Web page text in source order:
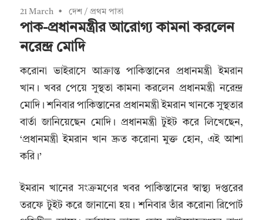
21 March দেশ / প্রথম পাতা
পাক-প্রধানমন্ত্রীর আরোগ্য কামনা করলেন
নরেন্দ্র মোদি
করোনা ভাইরাসে আক্রান্ত পাকিস্তানের প্রধানমন্ত্রী ইমরান
খান। খবর পেয়ে সুস্থতা কামনা করলেন প্রধানমন্ত্রী নরেন্দ্র
মোদি। শনিবার পাকিস্তানের প্রধানমন্ত্রী ইমরান খানকে সুস্থতার
বার্তা জানিয়েছেন মোদি। প্রধানমন্ত্রী টুইট করে লিখেছেন,
‘প্রধানমন্ত্রী ইমরান খান দ্রুত করোনা মুক্ত হোন, এই আশা
করি।’
ইমরান খানের সংক্রমণের খবর পাকিস্তানের স্বাস্থ্য দপ্তরের
তরফে টুইট করে জানানো হয়। শনিবার তাঁর করোনা রিপোর্ট